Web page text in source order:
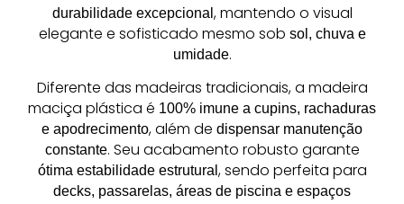
durabilidade excepcional , mantendo o visual
elegante e sofisticado mesmo sob sol, chuva e
umidade.
Diferente das madeiras tradicionais, a madeira
maciça plástica é 100% imune a cupins, rachaduras
e apodrecimento, além de dispensar manutenção
constante. Seu acabamento robusto garante
ótima estabilidade estrutural , sendo perfeita para
decks, passarelas, áreas de piscina e espaços